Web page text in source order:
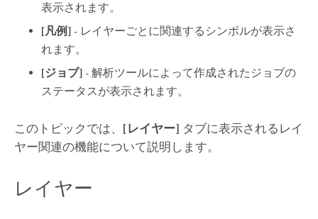
表示されます。
[凡例] - レイヤーごとに関連するシンボルが表示さ
れます。
[ジョブ] - 解析ツールによって作成されたジョブの
ステータスが表示されます。
このトピックでは、 [レイヤー] タブに表示されるレイ
ヤー関連の機能について説明します。
レイヤー